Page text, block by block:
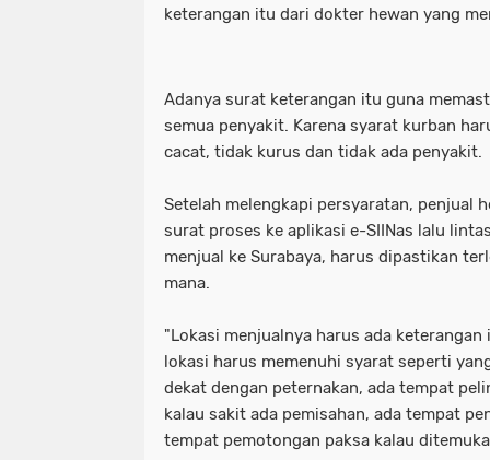
Perkuat Ketahanan Pangan Menuju
Polres Pelabuhan Tanjung Perak
Polri Tetapkan Tiga Tersangka Kasus
Polsek Kenjeran Ungkap Kasus
Polsek Pabean Cantikan Ungkap
Tuding PT. DABN Bohong Terkait
Waka DPR: Kado Istimewa di Hari
_Lokasi ditemukan pemuda tewas
ojol gelar demo digedung dpr
polres pelabuhan tanjung perak
polres pelabuhan tanjung perak
polri tetapkan tiga tersangka kasus
polsek kenjeran ungkap kasus
program walikota surabaya eri
tuding pt. dabn bohong terkait
waka dpr: kado istimewa di hari
keterangan itu dari dokter hewan yang
Adanya surat keterangan itu guna
semua penyakit. Karena syarat kurban
cacat, tidak kurus dan tidak ada penyakit.
Setelah melengkapi persyaratan, penjual
surat proses ke aplikasi e-SIINas lalu
menjual ke Surabaya, harus dipastikan
mana.
"Lokasi menjualnya harus ada
lokasi harus memenuhi syarat seperti
dekat dengan peternakan, ada tempat
kalau sakit ada pemisahan, ada tempat
tempat pemotongan paksa kalau